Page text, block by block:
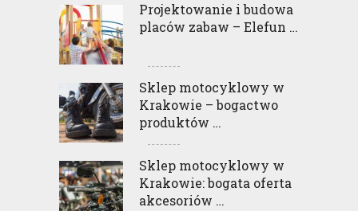
Projektowanie i budowa
placów zabaw – Elefun …
Sklep motocyklowy w
Krakowie – bogactwo
produktów …
Sklep motocyklowy w
Krakowie: bogata oferta
akcesoriów …